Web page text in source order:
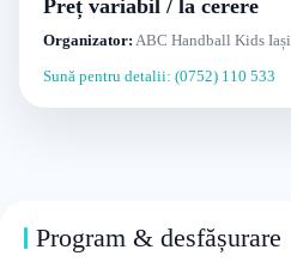
Preț variabil / la cerere
Organizator: ABC Handball Kids Iași
Sună pentru detalii: (0752) 110 533
Program & desfășurare